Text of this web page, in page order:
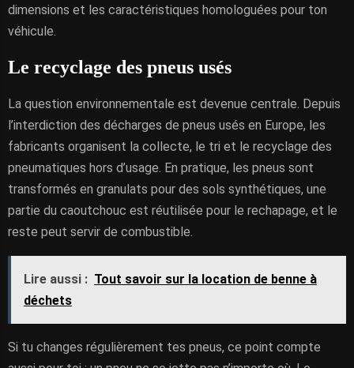
dimensions et les caractéristiques homologuées pour ton
véhicule.
Le recyclage des pneus usés
La question environnementale est devenue centrale. Depuis
l’interdiction des décharges de pneus usés en Europe, les
fabricants organisent la collecte, le tri et le recyclage des
pneumatiques hors d’usage. En pratique, les pneus sont
transformés en granulats pour des sols synthétiques, une
partie du caoutchouc est réutilisée pour le rechapage, et le
reste peut servir de combustible.
Lire aussi : Tout savoir sur la location de benne à
déchets
Si tu changes régulièrement tes pneus, ce point compte